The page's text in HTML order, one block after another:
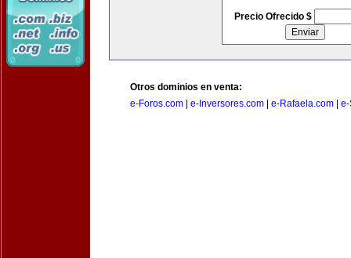
Precio Ofrecido $
Otros dominios en venta:
e-Foros.com
e-Inversores.com e-Rafaela.com e-